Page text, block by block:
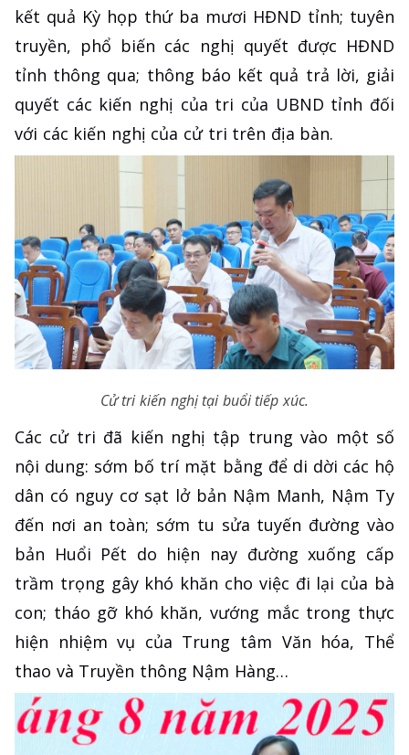
kết quả Kỳ họp thứ ba mươi HĐND tỉnh; tuyên
truyền, phổ biến các nghị quyết được HĐND
tỉnh thông qua; thông báo kết quả trả lời, giải
quyết các kiến nghị của tri của UBND tỉnh đối
với các kiến nghị của cử tri trên địa bàn.
Cử tri kiến nghị tại buổi tiếp xúc.
Các cử tri đã kiến nghị tập trung vào một số
nội dung: sớm bố trí mặt bằng để di dời các hộ
dân có nguy cơ sạt lở bản Nậm Manh, Nậm Ty
đến nơi an toàn; sớm tu sửa tuyến đường vào
bản Huổi Pết do hiện nay đường xuống cấp
trầm trọng gây khó khăn cho việc đi lại của bà
con; tháo gỡ khó khăn, vướng mắc trong thực
hiện nhiệm vụ của Trung tâm Văn hóa, Thể
thao và Truyền thông Nậm Hàng…